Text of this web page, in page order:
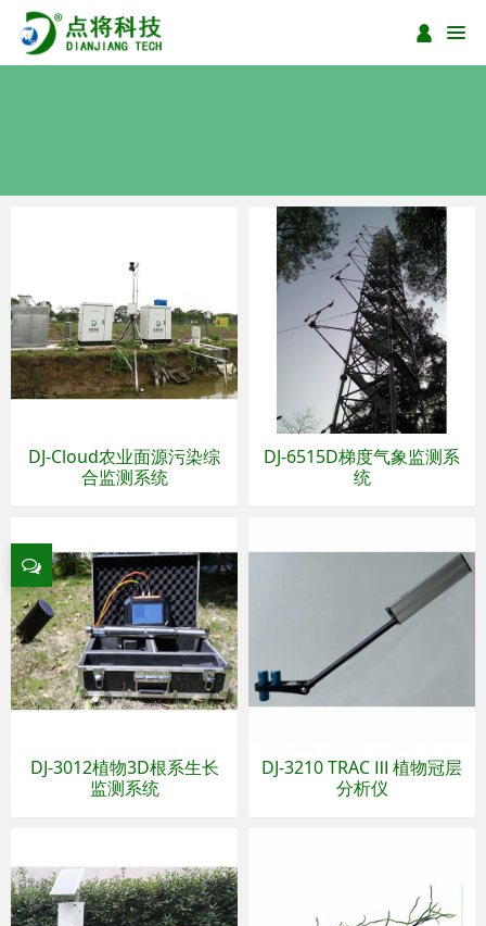
DJ-Cloud农业面源污染综
合监测系统
DJ-6515D梯度气象监测系
统
DJ-3012植物3D根系生长
监测系统
DJ-3210 TRAC Ⅲ 植物冠层
分析仪